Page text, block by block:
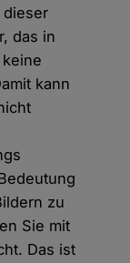
dieser
das in
kann
zu
Sie mit
Das ist